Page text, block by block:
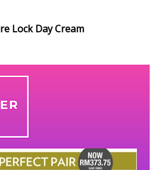
Lock Day Cream